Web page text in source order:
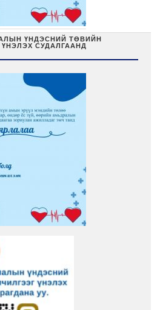
ҮНДЭСНИЙ ТӨВИЙН
СУДАЛГААНД